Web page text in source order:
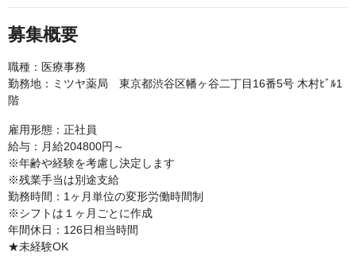
募集概要
職種：医療事務
勤務地：ミツヤ薬局 東京都渋谷区幡ヶ谷二丁目16番5号 木村ﾋﾞﾙ1
階
雇用形態：正社員
給与：月給204800円～
※年齢や経験を考慮し決定します
※残業手当は別途支給
勤務時間：1ヶ月単位の変形労働時間制
※シフトは１ヶ月ごとに作成
年間休日：126日相当時間
★未経験OK